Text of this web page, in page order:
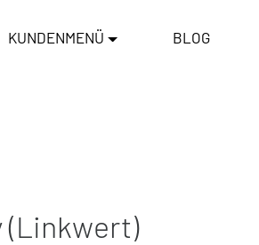
KUNDENMENÜ BLOG
(Linkwert)